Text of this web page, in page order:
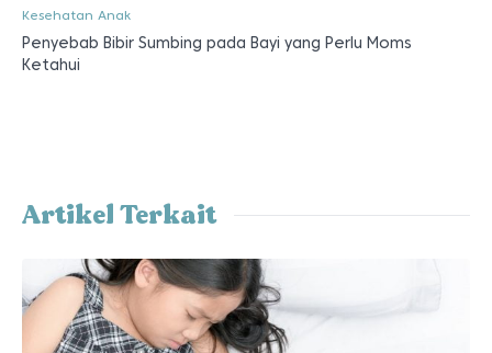
Kesehatan Anak
Penyebab Bibir Sumbing pada Bayi yang Perlu Moms
Ketahui
Artikel Terkait